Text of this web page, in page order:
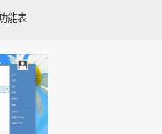
能表